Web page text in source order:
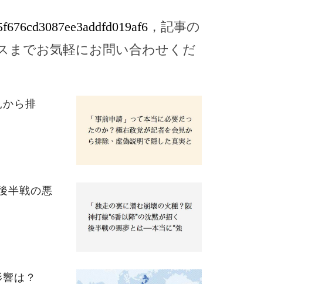
，記事の
までお気軽にお問い合わせくだ
から排
半戦の悪
は？